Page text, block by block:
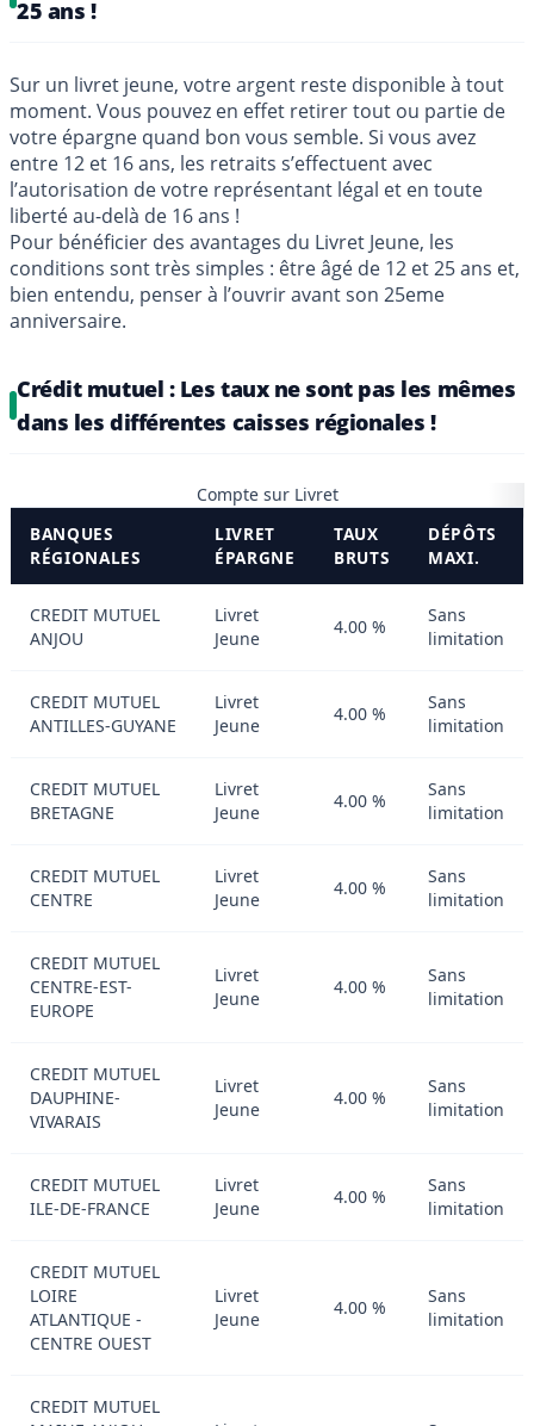
25 ans !
Sur un livret jeune, votre argent reste disponible à tout
moment. Vous pouvez en effet retirer tout ou partie de
votre épargne quand bon vous semble. Si vous avez
entre 12 et 16 ans, les retraits s’effectuent avec
l’autorisation de votre représentant légal et en toute
liberté au-delà de 16 ans !
Pour bénéficier des avantages du Livret Jeune, les
conditions sont très simples : être âgé de 12 et 25 ans et,
bien entendu, penser à l’ouvrir avant son 25eme
anniversaire.
Crédit mutuel : Les taux ne sont pas les mêmes
dans les différentes caisses régionales !
Compte sur Livret
BANQUES
RÉGIONALES
LIVRET
ÉPARGNE
TAUX
BRUTS
DÉPÔTS
MAXI.
CREDIT MUTUEL
ANJOU
Livret
Jeune
4.00 %
Sans
limitation
CREDIT MUTUEL
ANTILLES-GUYANE
Livret
Jeune
4.00 %
Sans
limitation
CREDIT MUTUEL
BRETAGNE
Livret
Jeune
4.00 %
Sans
limitation
CREDIT MUTUEL
CENTRE
Livret
Jeune
4.00 %
Sans
limitation
CREDIT MUTUEL
CENTRE-EST-
EUROPE
Livret
Jeune
4.00 %
Sans
limitation
CREDIT MUTUEL
DAUPHINE-
VIVARAIS
Livret
Jeune
4.00 %
Sans
limitation
CREDIT MUTUEL
ILE-DE-FRANCE
Livret
Jeune
4.00 %
Sans
limitation
CREDIT MUTUEL
LOIRE
ATLANTIQUE -
CENTRE OUEST
Livret
Jeune
4.00 %
Sans
limitation
CREDIT MUTUEL